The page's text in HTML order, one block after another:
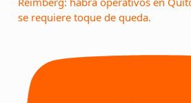
se requiere toque de queda.